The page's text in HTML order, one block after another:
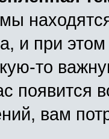
и при
то
появится
вам